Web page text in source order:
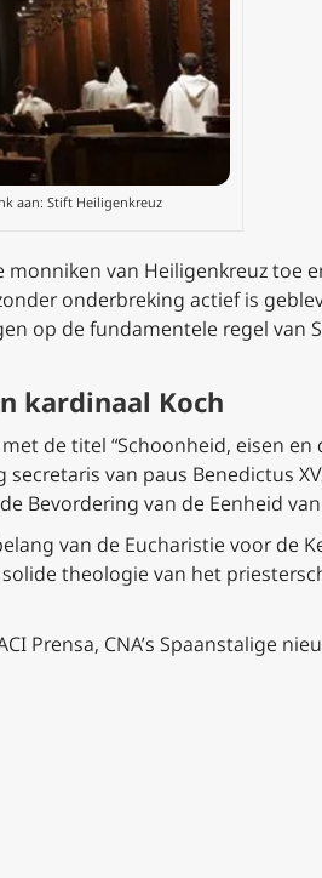
aan: Stift Heiligenkreuz
monniken van Heiligenkreuz toe
onderbreking actief is
op de fundamentele regel van
kardinaal Koch
de titel “Schoonheid, eisen en
secretaris van paus Benedictus
Bevordering van de Eenheid
van de Eucharistie voor de
theologie van het
Prensa, CNA’s Spaanstalige